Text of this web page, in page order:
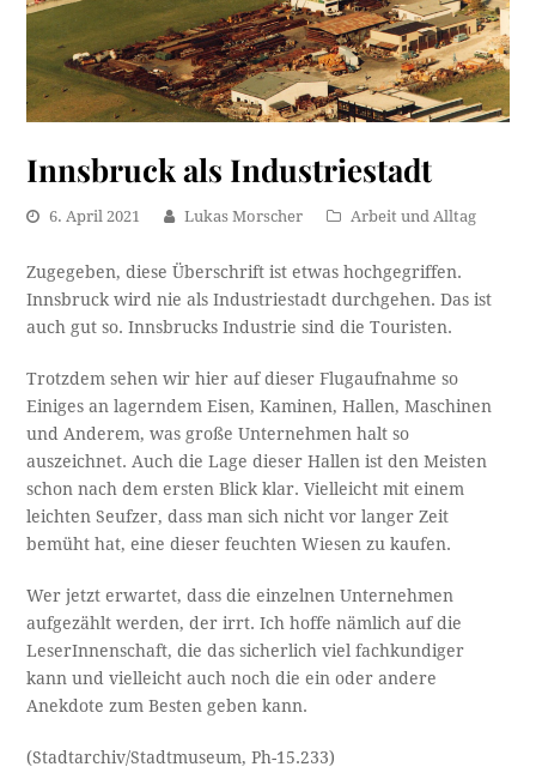
Innsbruck als Industriestadt
6. April 2021 Lukas Morscher Arbeit und Alltag
Zugegeben, diese Überschrift ist etwas hochgegriffen.
Innsbruck wird nie als Industriestadt durchgehen. Das ist
auch gut so. Innsbrucks Industrie sind die Touristen.
Trotzdem sehen wir hier auf dieser Flugaufnahme so
Einiges an lagerndem Eisen, Kaminen, Hallen, Maschinen
und Anderem, was große Unternehmen halt so
auszeichnet. Auch die Lage dieser Hallen ist den Meisten
schon nach dem ersten Blick klar. Vielleicht mit einem
leichten Seufzer, dass man sich nicht vor langer Zeit
bemüht hat, eine dieser feuchten Wiesen zu kaufen.
Wer jetzt erwartet, dass die einzelnen Unternehmen
aufgezählt werden, der irrt. Ich hoffe nämlich auf die
LeserInnenschaft, die das sicherlich viel fachkundiger
kann und vielleicht auch noch die ein oder andere
Anekdote zum Besten geben kann.
(Stadtarchiv/Stadtmuseum, Ph-15.233)